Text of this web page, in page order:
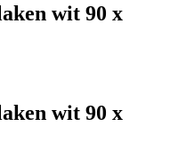
wit 90 x
wit 90 x